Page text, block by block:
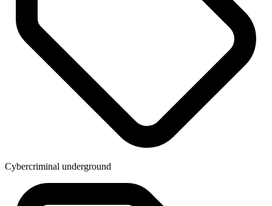
Cybercriminal underground